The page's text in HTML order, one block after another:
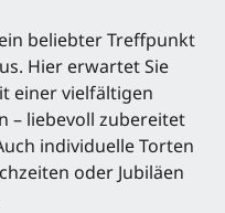
beliebter Treffpunkt
Hier erwartet Sie
einer vielfältigen
– liebevoll zubereitet
individuelle Torten
oder Jubiläen